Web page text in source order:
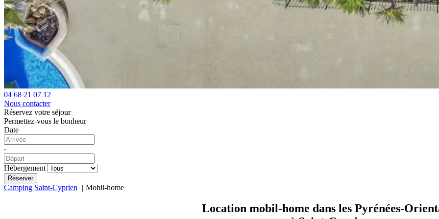
04 68 21 07 12
Nous contacter
Réservez votre séjour
Permettez-vous le bonheur
Date
-
Hébergement
Camping Saint-Cyprien Mobil-home
Location mobil-home dans les Pyrénées-